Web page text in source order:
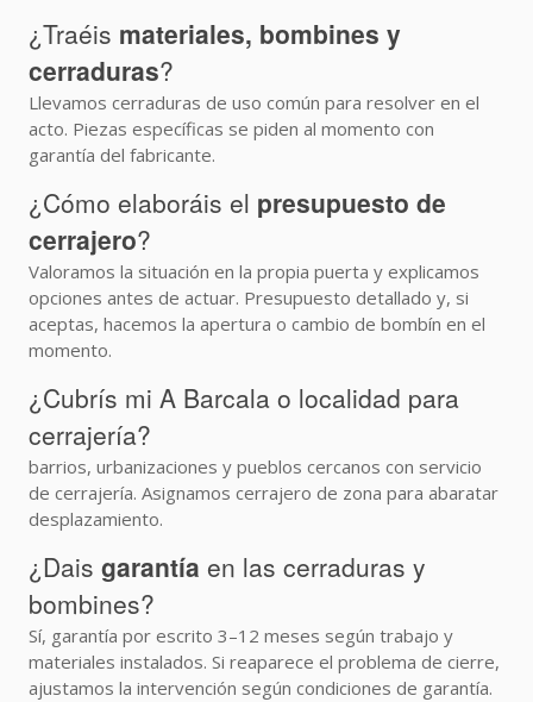
¿Traéis materiales, bombines y
cerraduras?
Llevamos cerraduras de uso común para resolver en el
acto. Piezas específicas se piden al momento con
garantía del fabricante.
¿Cómo elaboráis el presupuesto de
cerrajero?
Valoramos la situación en la propia puerta y explicamos
opciones antes de actuar. Presupuesto detallado y, si
aceptas, hacemos la apertura o cambio de bombín en el
momento.
¿Cubrís mi A Barcala o localidad para
cerrajería?
barrios, urbanizaciones y pueblos cercanos con servicio
de cerrajería. Asignamos cerrajero de zona para abaratar
desplazamiento.
¿Dais garantía en las cerraduras y
bombines?
Sí, garantía por escrito 3–12 meses según trabajo y
materiales instalados. Si reaparece el problema de cierre,
ajustamos la intervención según condiciones de garantía.